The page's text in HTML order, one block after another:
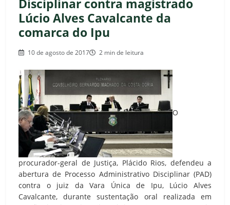
Disciplinar contra magistrado
Lúcio Alves Cavalcante da
comarca do Ipu
10 de agosto de 2017 2 min de leitura
O
procurador-geral de Justiça, Plácido Rios, defendeu a
abertura de Processo Administrativo Disciplinar (PAD)
contra o juiz da Vara Única de Ipu, Lúcio Alves
Cavalcante, durante sustentação oral realizada em